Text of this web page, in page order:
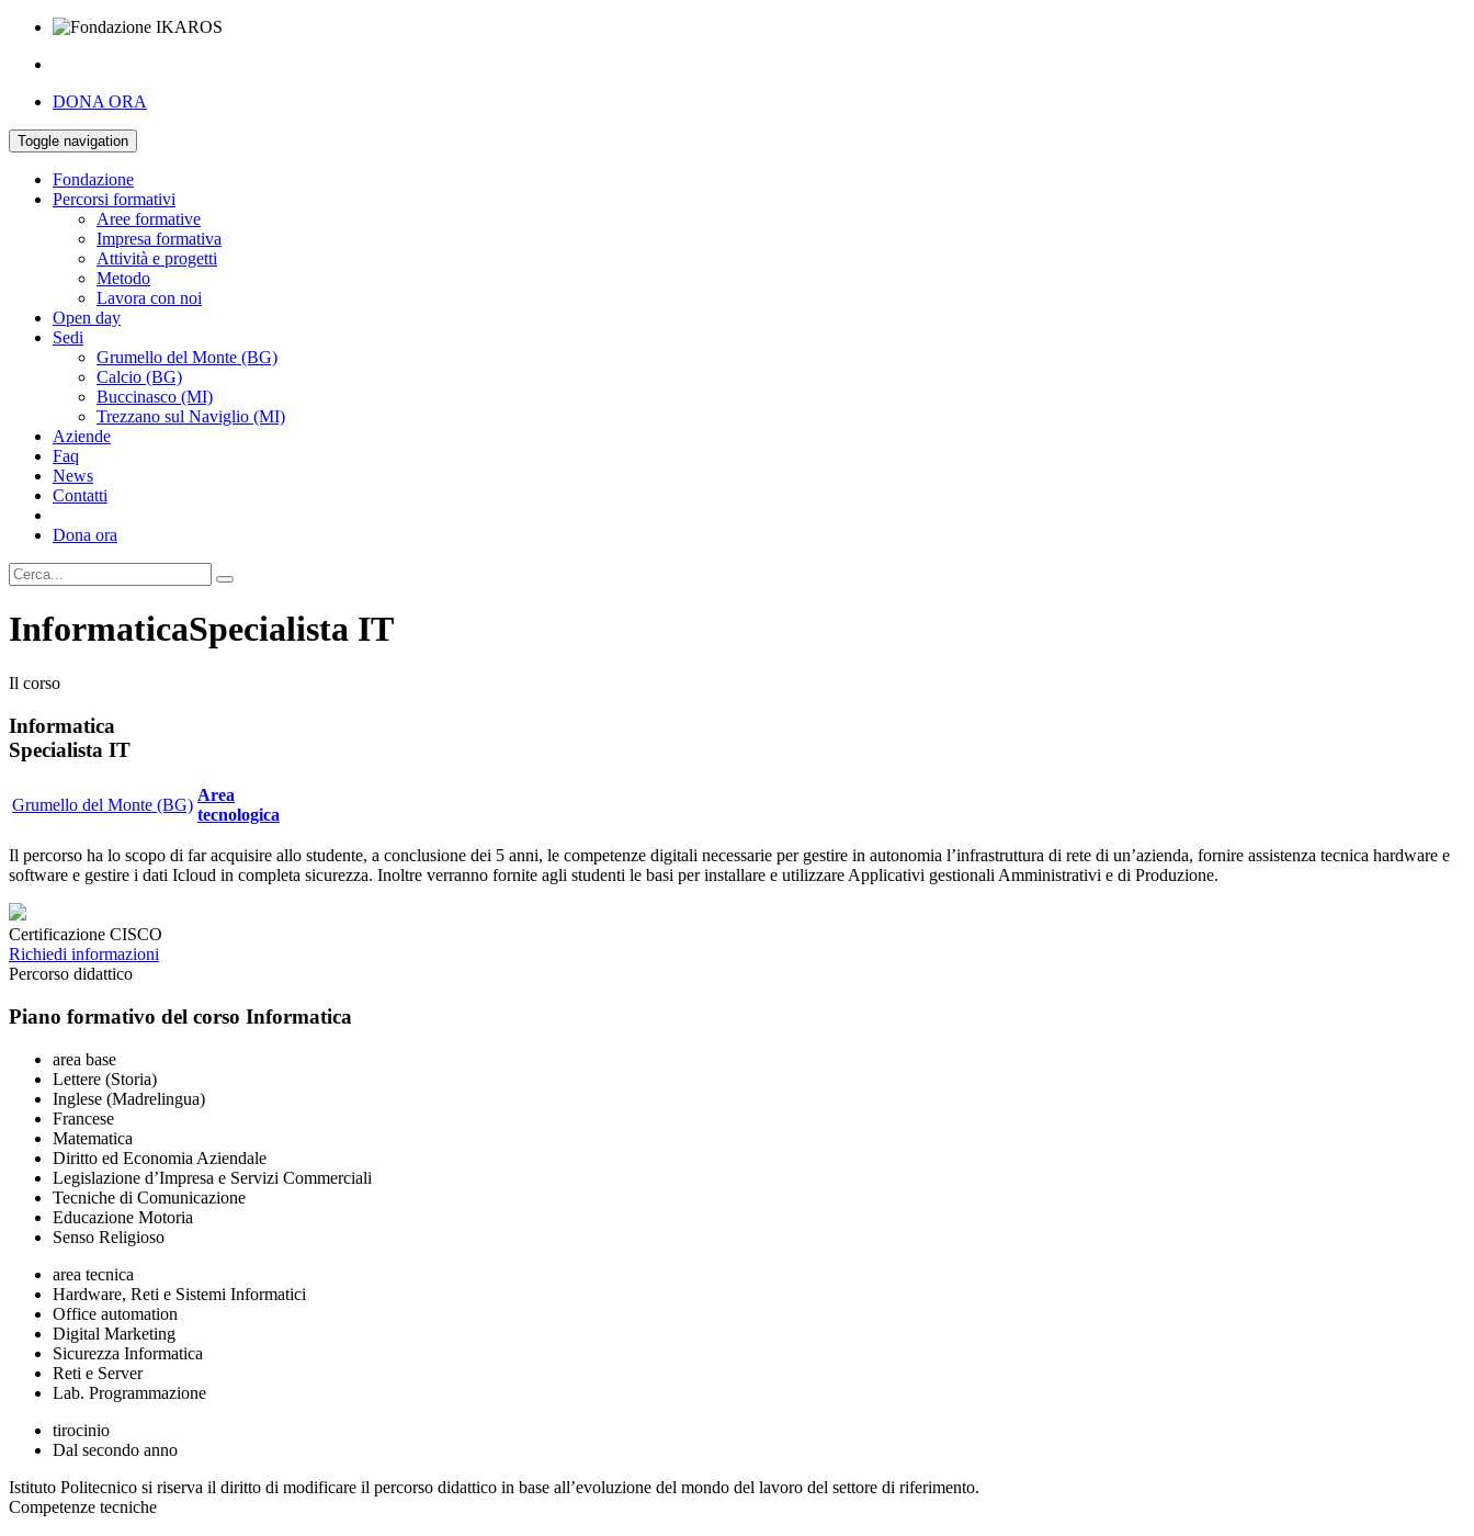
DONA ORA
Toggle navigation
Fondazione
Percorsi formativi
Aree formative
Impresa formativa
Attività e progetti
Metodo
Lavora con noi
Open day
Sedi
Grumello del Monte (BG)
Calcio (BG)
Buccinasco (MI)
Trezzano sul Naviglio (MI)
Aziende
Faq
News
Contatti
Dona ora
InformaticaSpecialista IT
Il corso
Informatica
Specialista IT
Grumello del Monte (BG)
Area
tecnologica
Il percorso ha lo scopo di far acquisire allo studente, a conclusione dei 5 anni, le competenze digitali necessarie per gestire in autonomia l’infrastruttura di rete di un’azienda, fornire assistenza tecnica hardware e
software e gestire i dati Icloud in completa sicurezza. Inoltre verranno fornite agli studenti le basi per installare e utilizzare Applicativi gestionali Amministrativi e di Produzione.
Certificazione CISCO
Richiedi informazioni
Percorso didattico
Piano formativo del corso Informatica
area base
Lettere (Storia)
Inglese (Madrelingua)
Francese
Matematica
Diritto ed Economia Aziendale
Legislazione d’Impresa e Servizi Commerciali
Tecniche di Comunicazione
Educazione Motoria
Senso Religioso
area tecnica
Hardware, Reti e Sistemi Informatici
Office automation
Digital Marketing
Sicurezza Informatica
Reti e Server
Lab. Programmazione
tirocinio
Dal secondo anno
Istituto Politecnico si riserva il diritto di modificare il percorso didattico in base all’evoluzione del mondo del lavoro del settore di riferimento.
Competenze tecniche